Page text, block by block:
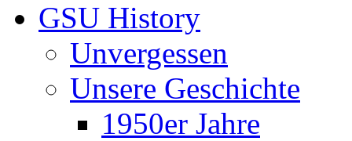
GSU History
Unvergessen
Unsere Geschichte
1950er Jahre